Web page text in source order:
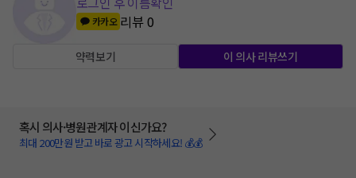
카카오 리뷰0
약력보기 이 의사 리뷰쓰기
혹시 의사·병원관계자 이신가요?
최대 200만원 받고 바로 광고 시작하세요! 💰💰